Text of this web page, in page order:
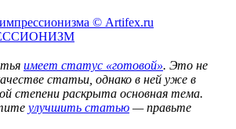
© Artifex.ru
имеет статус «готовой». Это не
статьи , однако в ней уже в
степени раскрыта основная тема.
улучшить статью — правьте